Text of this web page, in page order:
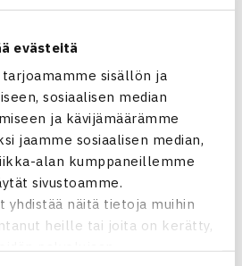
evästeitä
sisällön ja
sosiaalisen median
ja kävijämäärämme
jaamme sosiaalisen median,
alan kumppaneillemme
sivustoamme.
yhdistää näitä tietoja muihin
heille tai joita on kerätty,
– Henrik Sinkko (6.) 63 64
Sinkko (4.) – Julius
Viro (2.) 63 75
(2.) – Daria Lodikova Venäjä (1.)